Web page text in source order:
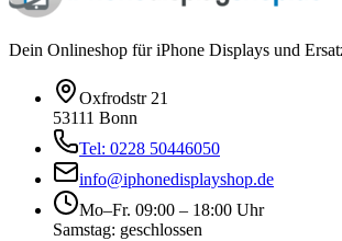
Dein Onlineshop für iPhone Displays und
Oxfrodstr 21
53111 Bonn
Tel: 0228 50446050
info@iphonedisplayshop.de
Mo–Fr. 09:00 – 18:00 Uhr
Samstag: geschlossen